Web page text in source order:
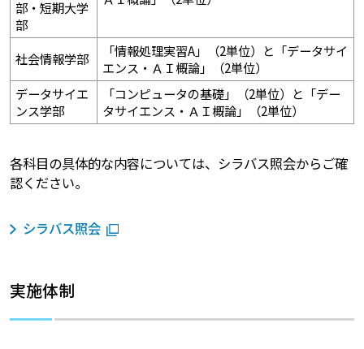
部・短期大学
部
社会情報学部
「情報処理実習A」（2単位）と「データサイ
エンス・ＡＩ概論」（2単位）
データサイエ
ンス学部
「コンピュータの基礎」（2単位）と「デー
タサイエンス・ＡＩ概論」（2単位）
各科目の具体的な内容については、シラバス照会からご確
認ください。
シラバス照会
実施体制